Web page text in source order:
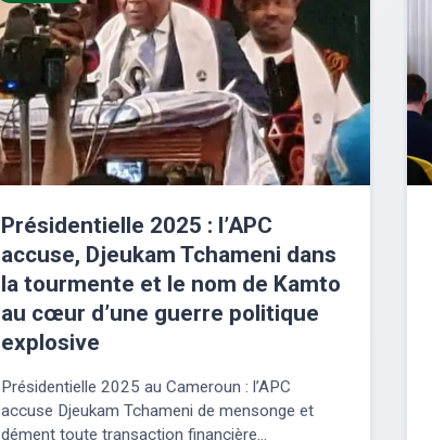
Présidentielle 2025 : l’APC
accuse, Djeukam Tchameni dans
la tourmente et le nom de Kamto
au cœur d’une guerre politique
explosive
Présidentielle 2025 au Cameroun : l’APC
accuse Djeukam Tchameni de mensonge et
dément toute transaction financière...